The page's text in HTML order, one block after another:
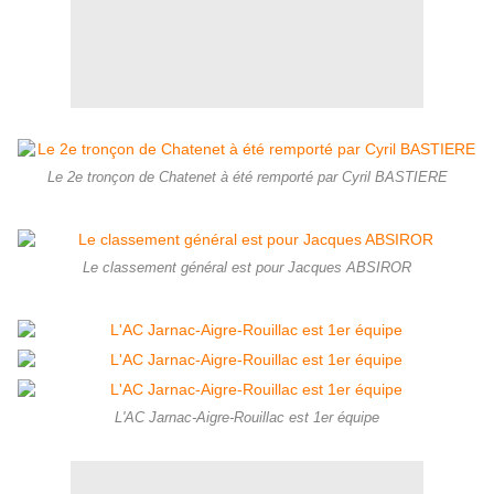
Le 2e tronçon de Chatenet à été remporté par Cyril BASTIERE
Le classement général est pour Jacques ABSIROR
L'AC Jarnac-Aigre-Rouillac est 1er équipe